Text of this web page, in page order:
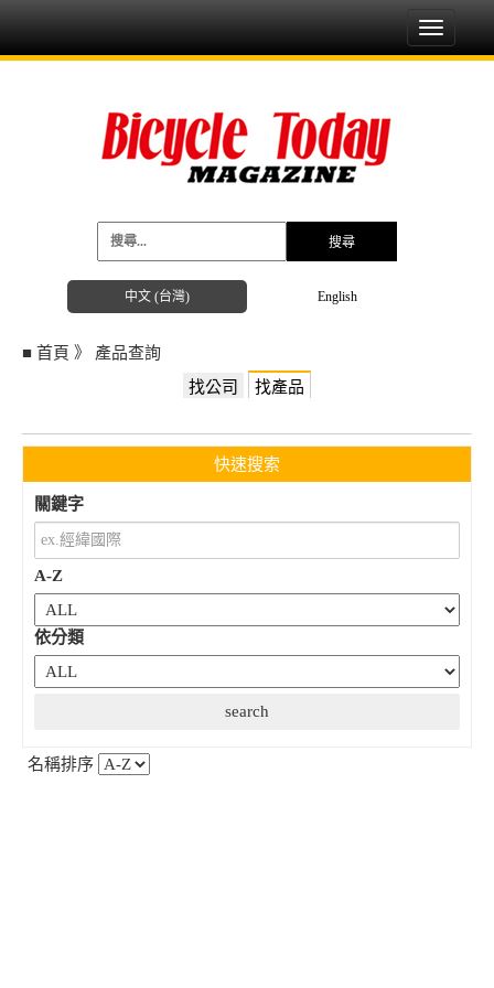
中文 (台灣) English
Toggle
■ 首頁 》
產品查詢
找公司
找產品
快速搜索
關鍵字
A-Z
依分類
名稱排序